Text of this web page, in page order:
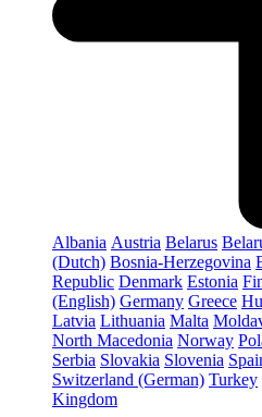
Albania Austria Belarus
(Dutch) Bosnia-Herzegovina
Republic Denmark Estonia
(English) Germany Greece
Latvia Lithuania Malta
North Macedonia Norway
Serbia Slovakia Slovenia
Switzerland (German) Turkey
Kingdom